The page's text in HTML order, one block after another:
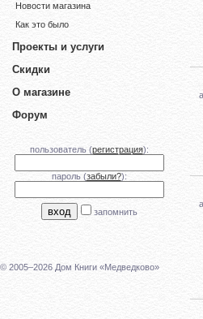
Новости магазина
Как это было
Проекты и услуги
Скидки
О магазине
Форум
пользователь (регистрация):
пароль (забыли?):
запомнить
© 2005–2026 Дом Книги «Медведково»